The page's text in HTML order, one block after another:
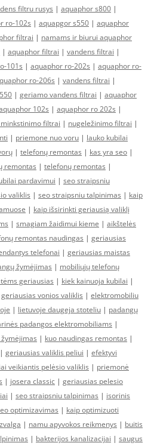
filtru rusys | aquaphor s800 |
ro-102s | aquapgor s550 | aquaphor
filtrai | namams ir biurui aquaphor
| aquaphor filtrai | vandens filtrai |
101s | aquaphor ro-202s | aquaphor ro-
ro-206s | vandens filtrai |
| geriamo vandens filtrai | aquaphor
102s | aquaphor ro 202s |
filtrai | nugeležinimo filtrai |
| priemone nuo voru | lauko kubilai
| telefonų remontas | kas yra seo |
remontas | telefonų remontas |
pardavimui | seo straipsniu
valiklis | seo straipsniu talpinimas | kaip
| kaip išsirinkti geriausią valiklį
| smagiam žaidimui kieme | aikštelės
remontas naudingas | geriausias
telefonai | geriausias maistas
žymėjimas | mobiliųjų telefonų
geriausias | kiek kainuoja kubilai |
geriausias vonios valiklis | elektromobiliu
| lietuvoje daugeja stoteliu | padangų
padangos elektromobiliams |
| kuo naudingas remontas |
| geriausias valiklis peliui | efektyvi
veikiantis pelėsio valiklis | priemonė
| josera classic | geriausias pelesio
| seo straipsniu talpinimas | isorinis
optimizavimas | kaip optimizuoti
| namu apyvokos reikmenys | buitis
| bakterijos kanalizacijai | saugus